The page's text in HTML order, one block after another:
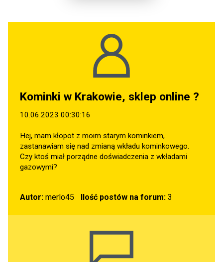
Kominki w Krakowie, sklep online ?
10.06.2023 00:30:16
Hej, mam kłopot z moim starym kominkiem,
zastanawiam się nad zmianą wkładu kominkowego.
Czy ktoś miał porządne doświadczenia z wkładami
gazowymi?
Autor: merlo45 Ilość postów na forum:3